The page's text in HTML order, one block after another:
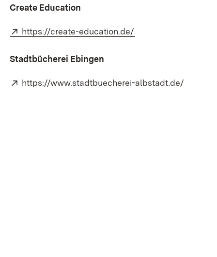
Create Education
Extern:
https://create-education.de/
Stadtbücherei Ebingen
Extern:
https://www.stadtbuecherei-albstadt.de/